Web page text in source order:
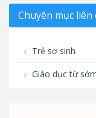
Chuyên mục liên
Trẻ sơ sinh
Giáo dục từ